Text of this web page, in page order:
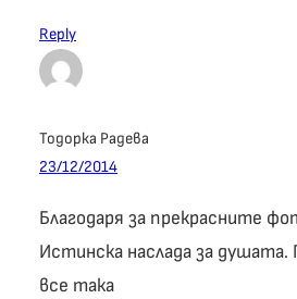
Reply
Тодорка Радева
23/12/2014
Благодаря за прекрасните
Истинска наслада за
все така